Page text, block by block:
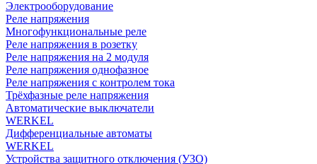
Электрооборудование
Реле напряжения
Многофункциональные реле
Реле напряжения в розетку
Реле напряжения на 2 модуля
Реле напряжения однофазное
Реле напряжения с контролем тока
Трёхфазные реле напряжения
Автоматические выключатели
WERKEL
Дифференциальные автоматы
WERKEL
Устройства защитного отключения (УЗО)